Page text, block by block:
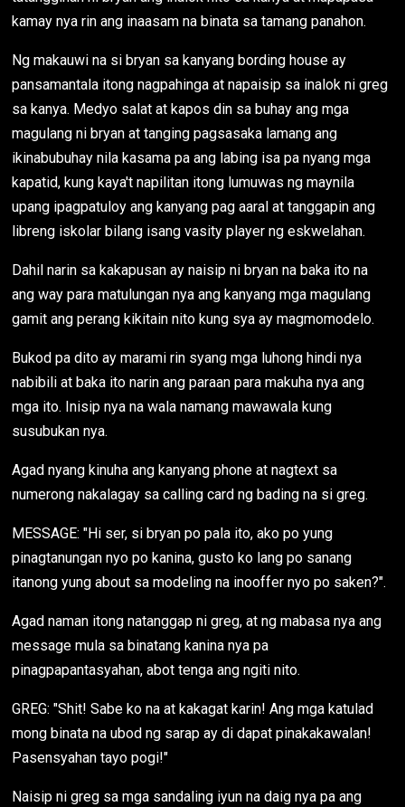
kamay nya rin ang inaasam na binata sa tamang panahon.
Ng makauwi na si bryan sa kanyang bording house ay
pansamantala itong nagpahinga at napaisip sa inalok ni greg
sa kanya. Medyo salat at kapos din sa buhay ang mga
magulang ni bryan at tanging pagsasaka lamang ang
ikinabubuhay nila kasama pa ang labing isa pa nyang mga
kapatid, kung kaya't napilitan itong lumuwas ng maynila
upang ipagpatuloy ang kanyang pag aaral at tanggapin ang
libreng iskolar bilang isang vasity player ng eskwelahan.
Dahil narin sa kakapusan ay naisip ni bryan na baka ito na
ang way para matulungan nya ang kanyang mga magulang
gamit ang perang kikitain nito kung sya ay magmomodelo.
Bukod pa dito ay marami rin syang mga luhong hindi nya
nabibili at baka ito narin ang paraan para makuha nya ang
mga ito. Inisip nya na wala namang mawawala kung
susubukan nya.
Agad nyang kinuha ang kanyang phone at nagtext sa
numerong nakalagay sa calling card ng bading na si greg.
MESSAGE: "Hi ser, si bryan po pala ito, ako po yung
pinagtanungan nyo po kanina, gusto ko lang po sanang
itanong yung about sa modeling na inooffer nyo po saken?".
Agad naman itong natanggap ni greg, at ng mabasa nya ang
message mula sa binatang kanina nya pa
pinagpapantasyahan, abot tenga ang ngiti nito.
GREG: "Shit! Sabe ko na at kakagat karin! Ang mga katulad
mong binata na ubod ng sarap ay di dapat pinakakawalan!
Pasensyahan tayo pogi!"
Naisip ni greg sa mga sandaling iyun na daig nya pa ang